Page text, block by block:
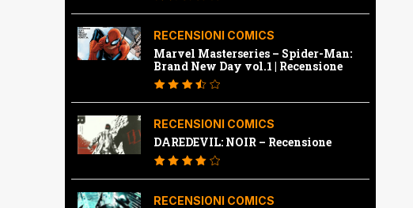
RECENSIONI COMICS
Marvel Masterseries – Spider-Man:
Brand New Day vol.1 | Recensione
RECENSIONI COMICS
DAREDEVIL: NOIR – Recensione
RECENSIONI COMICS